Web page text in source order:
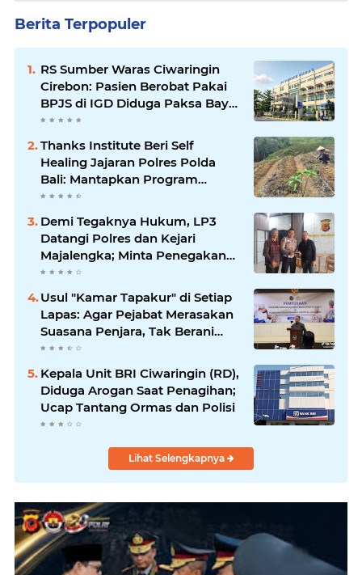
Berita Terpopuler
RS Sumber Waras Ciwaringin
Cirebon: Pasien Berobat Pakai
BPJS di IGD Diduga Paksa Bayar
Umum
Thanks Institute Beri Self
Healing Jajaran Polres Polda
Bali: Mantapkan Program
Unggulan Kapolda
Demi Tegaknya Hukum, LP3
Datangi Polres dan Kejari
Majalengka; Minta Penegakan
Proporsional: Restoratif untuk
Lemah, Tegas untuk Narkoba &
Oknum
Usul "Kamar Tapakur" di Setiap
Lapas: Agar Pejabat Merasakan
Suasana Penjara, Tak Berani
Korupsi dan Menyalahgunakan
Amanah
Kepala Unit BRI Ciwaringin (RD),
Diduga Arogan Saat Penagihan;
Ucap Tantang Ormas dan Polisi
Lihat Selengkapnya